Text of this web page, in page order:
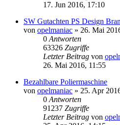
17. Jun 2016, 17:10
SW Gutachten PS Design
von opelmaniac » 26. Mai
0 Antworten
63326 Zugriffe
Letzter Beitrag von
26. Mai 2016, 11:55
Bezahlbare Poliermaschine
von opelmaniac » 25. Apr
0 Antworten
91237 Zugriffe
Letzter Beitrag von